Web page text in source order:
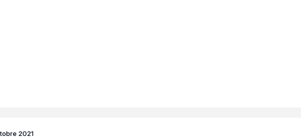
2021